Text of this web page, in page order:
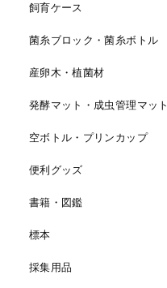
飼育ケース
菌糸ブロック・菌糸ボトル
産卵木・植菌材
発酵マット・成虫管理マット
空ボトル・プリンカップ
便利グッズ
書籍・図鑑
標本
採集用品